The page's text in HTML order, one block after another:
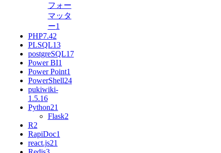
フォー
マッタ
ー1
PHP7.42
PLSQL13
postgreSQL17
Power BI1
Power Point1
PowerShell24
pukiwiki-
1.5.16
Python21
Flask2
R2
RapiDoc1
react.js21